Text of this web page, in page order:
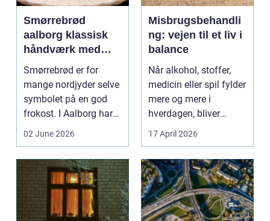
Smørrebrød
aalborg klassisk
håndværk med
moderne twist
Smørrebrød er for
mange nordjyder selve
symbolet på en god
frokost. I Aalborg har
den klassiske spis...
02 June 2026
Misbrugsbehandli
ng: vejen til et liv i
balance
Når alkohol, stoffer,
medicin eller spil fylder
mere og mere i
hverdagen, bliver
grænsen...
17 April 2026